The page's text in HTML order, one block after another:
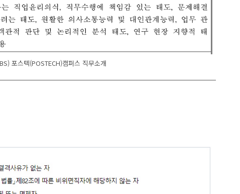
포스텍(POSTECH)캠퍼스 직무소개